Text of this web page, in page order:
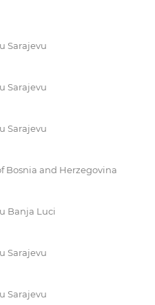
Sarajevu
Sarajevu
Sarajevu
Bosnia and Herzegovina
Banja Luci
Sarajevu
Sarajevu